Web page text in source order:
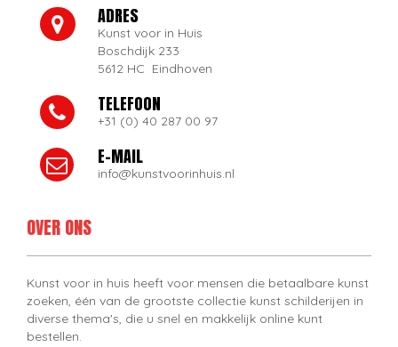
ADRES
Kunst voor in Huis
Boschdijk 233
5612 HC Eindhoven
TELEFOON
+31 (0) 40 287 00 97
E-MAIL
info@kunstvoorinhuis.nl
OVER ONS
Kunst voor in huis heeft voor mensen die betaalbare kunst
zoeken, één van de grootste collectie kunst schilderijen in
diverse thema's, die u snel en makkelijk online kunt
bestellen.